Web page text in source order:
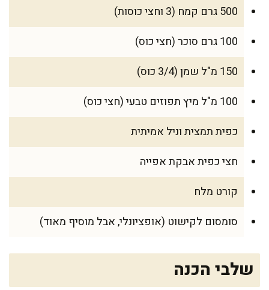
500 גרם קמח (3 וחצי כוסות)
100 גרם סוכר (חצי כוס)
150 מ"ל שמן (3/4 כוס)
100 מ"ל מיץ תפוזים טבעי (חצי כוס)
כפית תמצית וניל אמיתית
חצי כפית אבקת אפייה
קורט מלח
סומסום לקישוט (אופציונלי, אבל מוסיף מאוד)
שלבי הכנה